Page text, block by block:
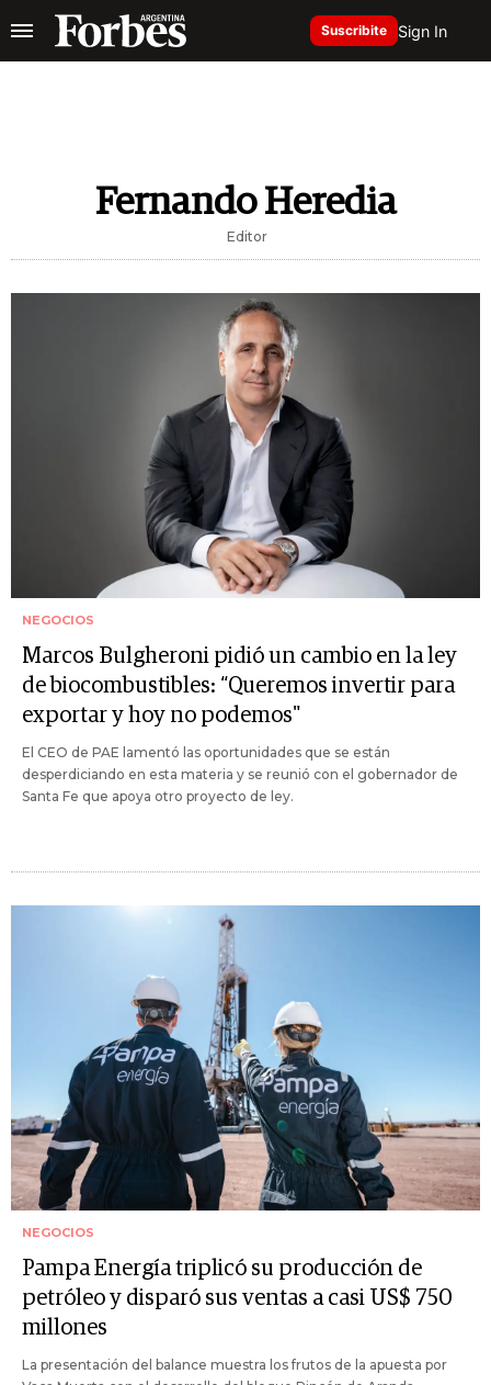
Suscribite Sign In
Fernando Heredia
Editor
NEGOCIOS
Marcos Bulgheroni pidió un cambio en la ley
de biocombustibles: “Queremos invertir para
exportar y hoy no podemos"
El CEO de PAE lamentó las oportunidades que se están
desperdiciando en esta materia y se reunió con el gobernador de
Santa Fe que apoya otro proyecto de ley.
NEGOCIOS
Pampa Energía triplicó su producción de
petróleo y disparó sus ventas a casi US$ 750
millones
La presentación del balance muestra los frutos de la apuesta por